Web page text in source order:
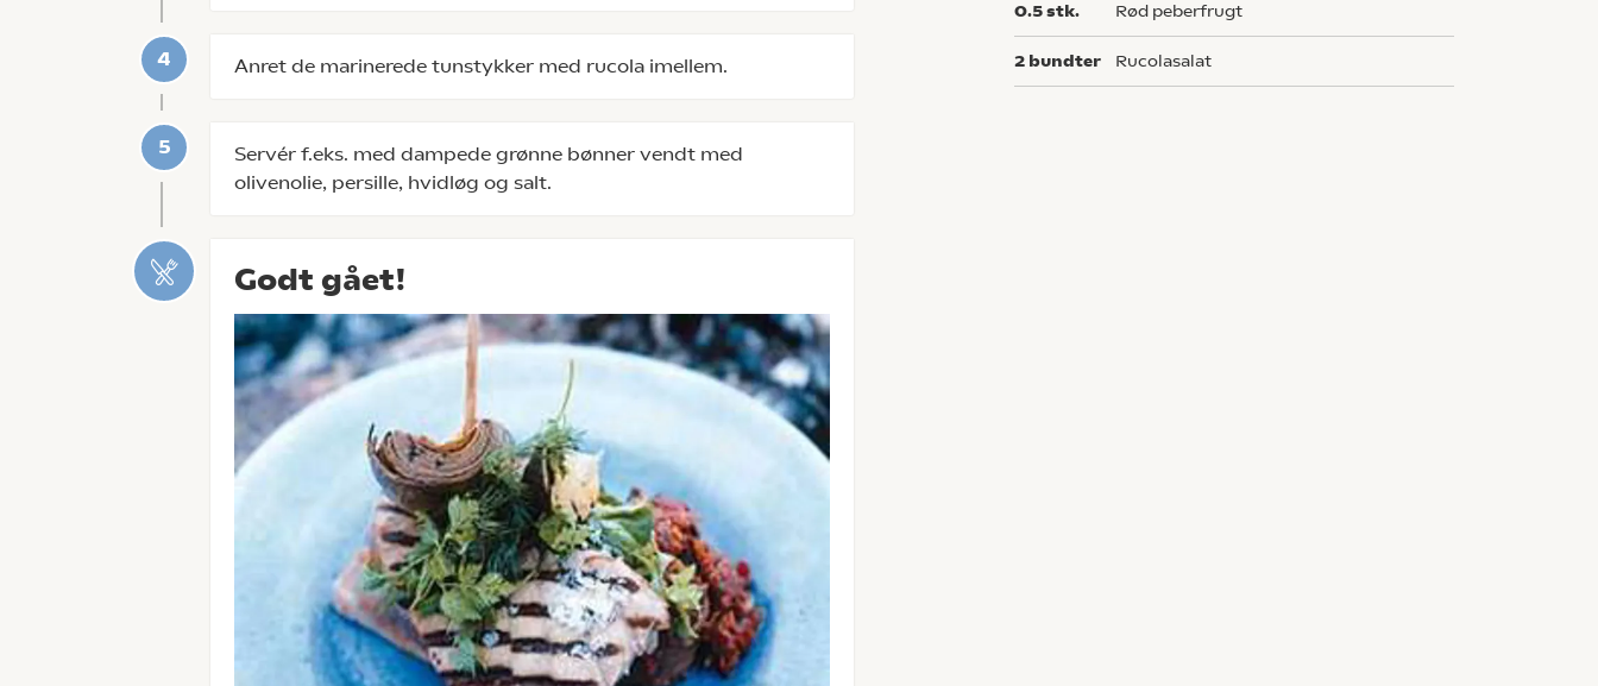
Anret de marinerede tunstykker med rucola imellem.
Servér f.eks. med dampede grønne bønner vendt med
olivenolie, persille, hvidløg og salt.
Godt gået!
0.5stk. rød peberfrugt
2 bundter rucolasalat